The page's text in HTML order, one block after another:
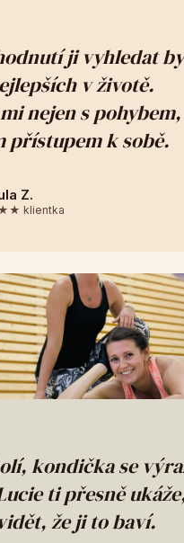
ji vyhledat
v životě.
nejen s pohybem,
přístupem k sobě.
Z.
klientka
kondička se
ti přesně
že ji to baví.